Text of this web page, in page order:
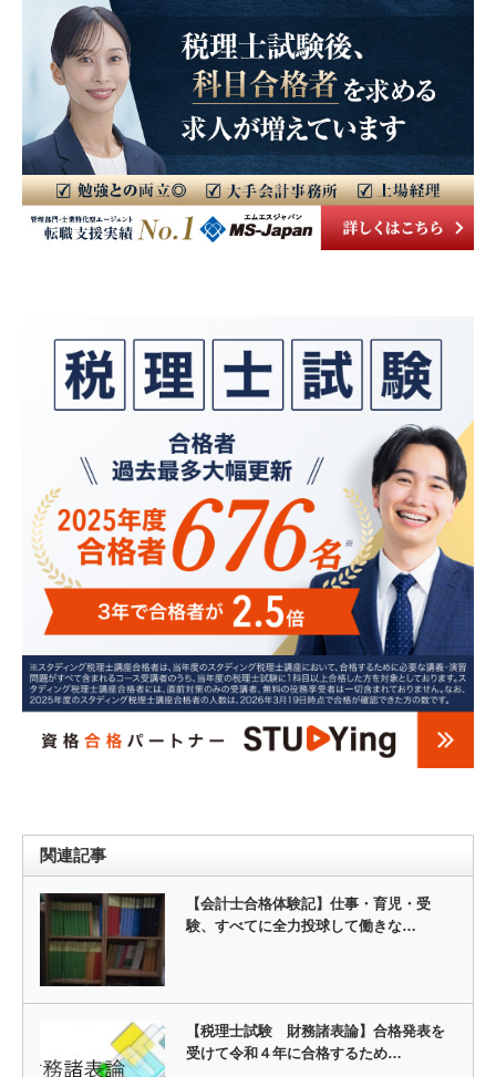
関連記事
【会計士合格体験記】仕事・育児・受
験、すべてに全力投球して働きな…
【税理士試験 財務諸表論】合格発表を
受けて令和４年に合格するため…